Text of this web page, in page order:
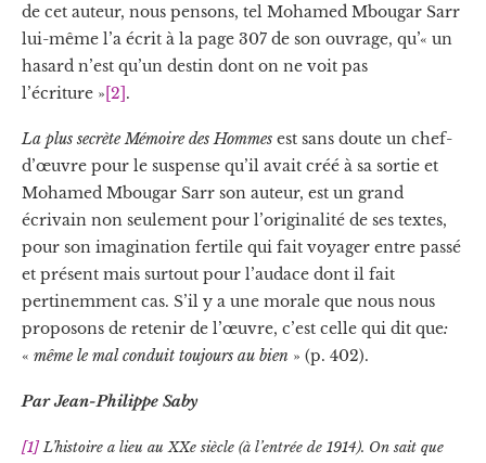
de cet auteur, nous pensons, tel Mohamed Mbougar Sarr
lui-même l’a écrit à la page 307 de son ouvrage, qu’« un
hasard n’est qu’un destin dont on ne voit pas
l’écriture »[2].
La plus secrète Mémoire des Hommes est sans doute un chef-
d’œuvre pour le suspense qu’il avait créé à sa sortie et
Mohamed Mbougar Sarr son auteur, est un grand
écrivain non seulement pour l’originalité de ses textes,
pour son imagination fertile qui fait voyager entre passé
et présent mais surtout pour l’audace dont il fait
pertinemment cas. S’il y a une morale que nous nous
proposons de retenir de l’œuvre, c’est celle qui dit que:
« même le mal conduit toujours au bien » (p. 402).
Par Jean-Philippe Saby
[1]L’histoire a lieu au XXe siècle (à l’entrée de 1914). On sait que